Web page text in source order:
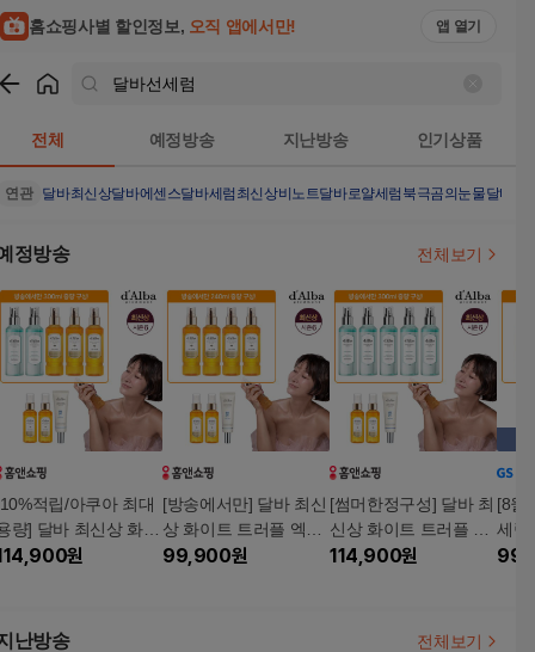
홈쇼핑사별 할인정보, 오직 앱에서만! 앱 열기
전체 예정방송 지난방송 인기상품
연관 달바최신상달바에센스달바세럼최신상비노트달바로얄세럼 북극곰의눈물달바세
정방송 전체보기
적립/아쿠아 최대
량] 달바 최신상 화이
트러플 엑소세럼 매
플1)
원
[방송에서만] 달바 최신
상 화이트 트러플 엑소
세럼 6통+선앰플 1통
99,900원
[썸머한정구성] 달바 최
신상 화이트 트러플 엑
소세럼 (아쿠아마린세
114,900원
[8월
세럼
+선
난방송 전체보기